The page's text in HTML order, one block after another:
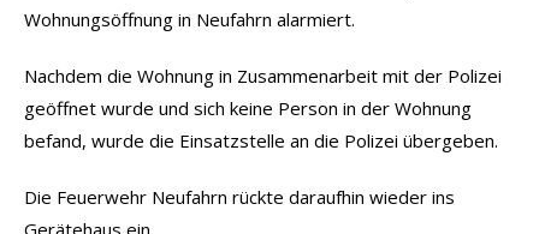
Wohnungsöffnung in Neufahrn alarmiert.
Nachdem die Wohnung in Zusammenarbeit mit der Polizei
geöffnet wurde und sich keine Person in der Wohnung
befand, wurde die Einsatzstelle an die Polizei übergeben.
Die Feuerwehr Neufahrn rückte daraufhin wieder ins
Gerätehaus ein.